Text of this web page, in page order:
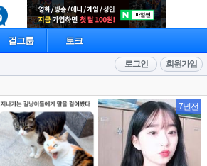
걸그룹 토크
회원가입
로그인
7년전